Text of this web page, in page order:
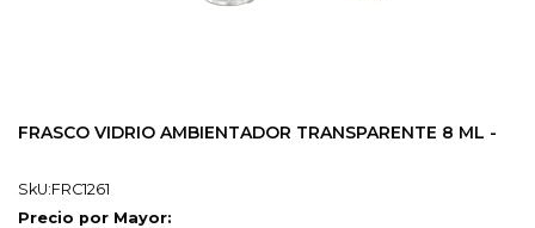
FRASCO VIDRIO AMBIENTADOR TRANSPARENTE 8 ML -
SkU:FRC1261
Precio por Mayor: